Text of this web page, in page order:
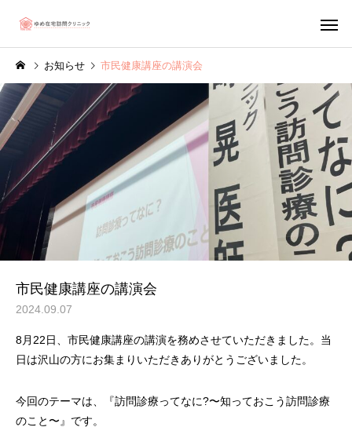
お知らせ 市民健康講座の講演会
市民健康講座の講演会
2024.09.07
8月22日、市民健康講座の講演を務めさせていただきました。当
日は沢山の方にお集まりいただきありがとうございました。
今回のテーマは、『訪問診療ってなに?〜知っておこう訪問診療
のこと〜』です。